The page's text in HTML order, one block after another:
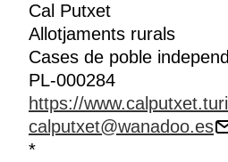
Cal Putxet
Allotjaments rurals
Cases de poble
PL-000284
https://
calputxet@wanadoo.es
*